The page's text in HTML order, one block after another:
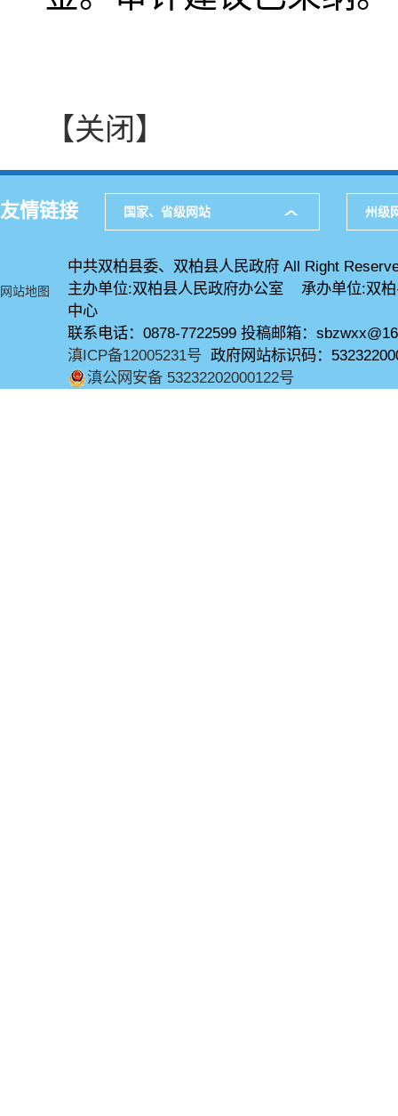
【关闭】
友情链接 国家、省级网站 州级
网站地图
中共双柏县委、双柏县人民政府 All Right
主办单位:双柏县人民政府办公室 承办单位:双
中心
联系电话：0878-7722599 投稿邮箱：
滇ICP备12005231号 政府网站标识码：
滇公网安备 53232202000122号